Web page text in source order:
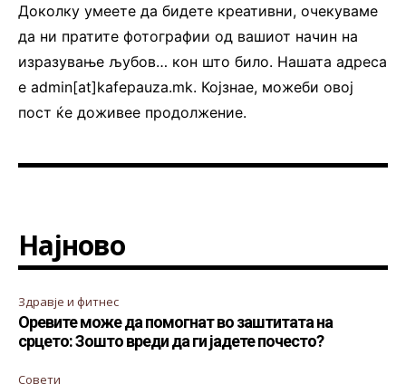
Доколку умеете да бидете креативни, очекуваме
да ни пратите фотографии од вашиот начин на
изразување љубов… кон што било. Нашата адреса
е admin[at]kafepauza.mk. Којзнае, можеби овој
пост ќе доживее продолжение.
Најново
Здравје и фитнес
Оревите може да помогнат во заштитата на
срцето: Зошто вреди да ги јадете почесто?
Совети